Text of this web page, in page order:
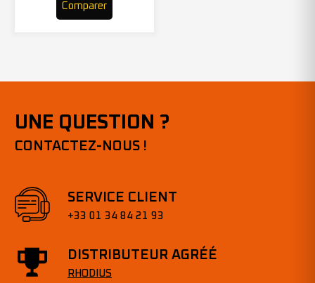
Comparer
UNE QUESTION ?
CONTACTEZ-NOUS !
SERVICE CLIENT
+33 01 34 84 21 93
DISTRIBUTEUR AGRÉÉ
RHODIUS